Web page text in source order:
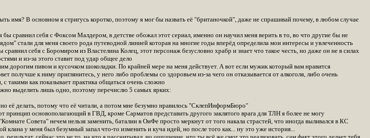
имя? В основном я стригусь коротко, поэтому я мог бы назвать её "британочкой", даже не спрашивай почему, в любом случае
сравнил себя с Фоксом Малдером, в детстве обожал этот сериал, именно он научил меня верить в то, во что другие бы не
стали для меня своего рода путеводной линией которая на многие годы вперёд определила мои интересы и увлеченность
себя с Боромиром из Властелина Колец, этот персонаж безусловно храбр и знает что такое честь, но даже он не в силах
и из-за этого ставит под удар общее дело
дорогим пивом и кусочком шоколадки. По крайней мере на меня действует. А вот если мужик который вам нравится
получше к ниму приглянитесь, у него либо проблемы со здоровьем из-за чего он отказывается от алкоголя, либо очень
такими как показывает практика общаться очень сложно
выделить лишь одно, поэтому перечислю 5 самых ярких:
её делать, потому что её читали, а потом мне безумно нравилось "СклепИнформБюро"
принцип основополагающий в ГВД, кроме Сарматов представить другого заклятого врага для ТЛН я более не могу
Совета" нечем нельзя заменить, баталии в ОиФе просто меркнут от того накала страстей, что иногда выливался в КС
клана у меня был безумный запал что-то изменить и куча идей, но после того как... ну это уже история...